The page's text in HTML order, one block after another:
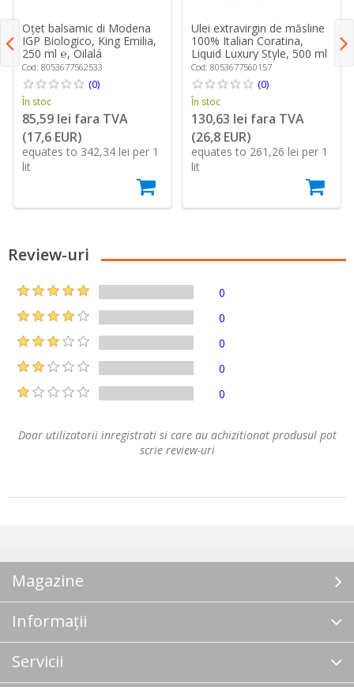
Oțet balsamic di Modena
IGP Biologico, King Emilia,
250 ml ℮, Oilalá
Cod: 8053677562533
(0)
În stoc
85,59 lei fara TVA
(17,6 EUR)
equates to 342,34 lei per 1
lit
Ulei extravirgin de măsline
100% Italian Coratina,
Liquid Luxury Style, 500 ml
℮, Oilalá
Cod: 8053677560157
(0)
În stoc
130,63 lei fara TVA
(26,8 EUR)
equates to 261,26 lei per 1
lit
Review-uri
0
0
0
0
0
Doar utilizatorii inregistrati si care au achizitionat produsul pot
scrie review-uri
Magazine
Informații
Servicii